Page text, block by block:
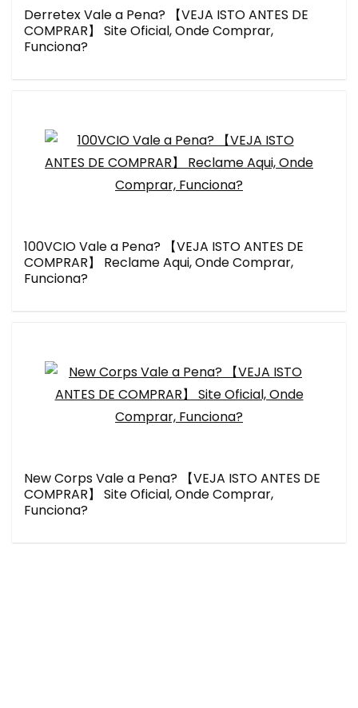
Derretex Vale a Pena? 【VEJA ISTO ANTES DE
COMPRAR】 Site Oficial, Onde Comprar,
Funciona?
100VCIO Vale a Pena? 【VEJA ISTO ANTES DE
COMPRAR】 Reclame Aqui, Onde Comprar,
Funciona?
New Corps Vale a Pena? 【VEJA ISTO ANTES DE
COMPRAR】 Site Oficial, Onde Comprar,
Funciona?